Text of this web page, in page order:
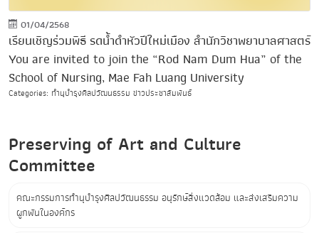
01/04/2568
เรียนเชิญร่วมพิธี รดน้ำดำหัวปีใหม่เมือง สำนักวิชาพยาบาลศาสตร์
You are invited to join the “Rod Nam Dum Hua” of the
School of Nursing, Mae Fah Luang University
Categories: ทำนุบำรุงศิลปวัฒนธรรม ข่าวประชาสัมพันธ์
Preserving of Art and Culture
Committee
คณะกรรมการทำนุบำรุงศิลปวัฒนธรรม อนุรักษ์สิ่งแวดล้อม และส่งเสริมความ
ผูกพันในองค์กร